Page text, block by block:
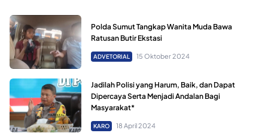
Polda Sumut Tangkap Wanita Muda Bawa
Ratusan Butir Ekstasi
ADVETORIAL 15 Oktober 2024
Jadilah Polisi yang Harum, Baik, dan Dapat
Dipercaya Serta Menjadi Andalan Bagi
Masyarakat*
KARO 18 April 2024